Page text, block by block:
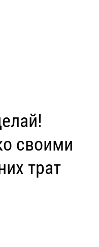
своими
трат